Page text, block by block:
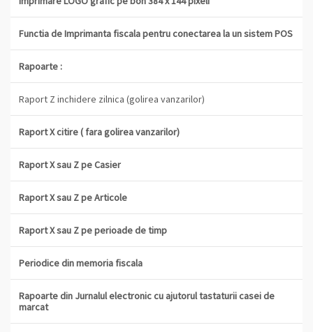
Functia de Imprimanta fiscala pentru conectarea la un sistem POS
Rapoarte :
Raport Z inchidere zilnica (golirea vanzarilor)
Raport X citire ( fara golirea vanzarilor)
Raport X sau Z pe Casier
Raport X sau Z pe Articole
Raport X sau Z pe perioade de timp
Periodice din memoria fiscala
Rapoarte din Jurnalul electronic cu ajutorul tastaturii casei de
marcat